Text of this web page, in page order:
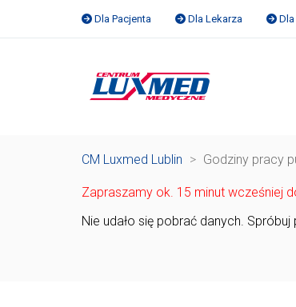
Dla Pacjenta Dla Lekarza Dla
CM Luxmed Lublin > Godziny pracy
Zapraszamy ok. 15 minut wcześniej
Nie udało się pobrać danych. Spróbuj